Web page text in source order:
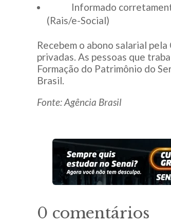
Informado corretamente
(Rais/e-Social)
Recebem o abono salarial
privadas. As pessoas que
Formação do Patrimônio do
Brasil.
Fonte: Agência Brasil
0 comentários